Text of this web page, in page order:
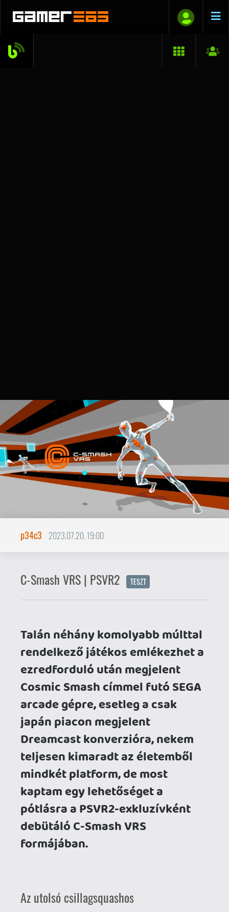
p34c3 2023.07.20. 19:00
C-Smash VRS | PSVR2 TESZT
Talán néhány komolyabb múlttal
rendelkező játékos emlékezhet a
ezredforduló után megjelent
Cosmic Smash címmel futó SEGA
arcade gépre, esetleg a csak
teljesen kimaradt az életemből
mindkét platform, de most
kaptam egy lehetőséget a
debütáló C-Smash VRS
formájában.
Az utolsó csillagsquashos
A virtuális valóságba átültetett változat
alapjai tulajdonképpen változatlanok
maradtak, két végtelenül egyszerű
játékmechanika, nevezetesen a fallabda
(squash) és a faltörő játék (pl. Breakout az
Atari-korszakból) keresztezéséből egy
pillanatok alatt megtanulható, de a
végtelenségig csiszolható, igény szerint
minden porcikánkat megmozgató VR
különlegességet kapunk. Nem próbálnám
megbecsülni sem, hogy ez
"hagyományos" formában ma milyen
game changer, ami képes az